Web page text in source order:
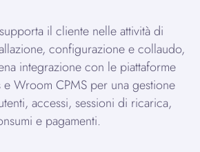
il cliente nelle attività di
configurazione e collaudo,
integrazione con le piattaforme
Wroom CPMS per una gestione
accessi, sessioni di ricarica,
e pagamenti.